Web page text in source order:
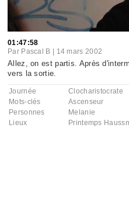
01:47:58
Par Pascal B 14 mars 2002
Allez, on est partis. Après
vers la sortie.
Journée
Clocharistocrate
Mots-clés
Ascenseur
Personnes
Melanie
Lieux
Printemps